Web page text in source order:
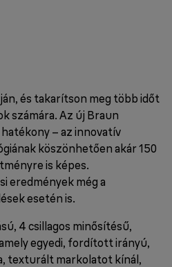
és takarítson meg több időt
számára. Az új Braun
– az innovatív
köszönhetően akár 150
is képes.
eredmények még a
esetén is.
4 csillagos minősítésű,
egyedi, fordított irányú,
texturált markolatot kínál,